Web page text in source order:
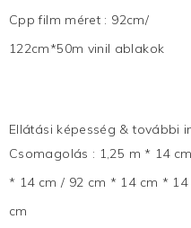
Cpp film méret : 92cm/
122cm*50m vinil ablakok
Ellátási képesség & további
Csomagolás : 1,25 m * 14 cm
* 14 cm / 92 cm * 14 cm * 14
cm